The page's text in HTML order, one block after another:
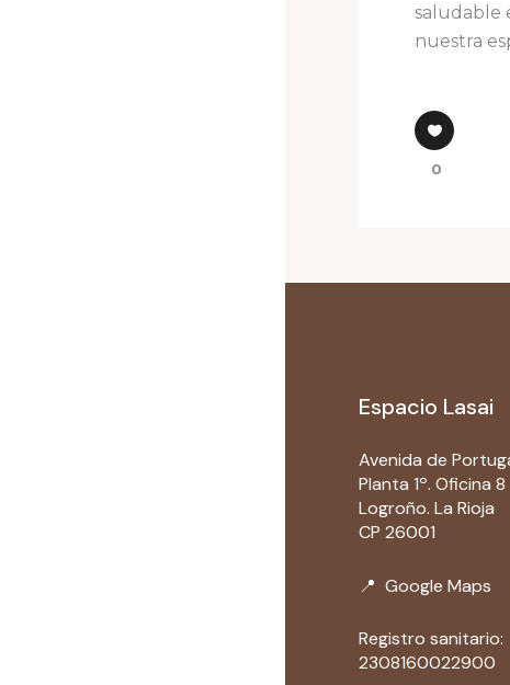
saludable
nuestra
0
Espacio Lasai
Avenida de
Planta 1º. Oficina 8
Logroño. La Rioja
CP 26001
📍 Google Maps
Registro sanitario:
2308160022900